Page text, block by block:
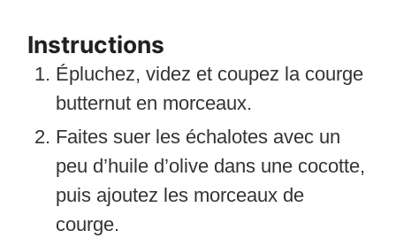
Instructions
Épluchez, videz et coupez la courge
butternut en morceaux.
Faites suer les échalotes avec un
peu d’huile d’olive dans une cocotte,
puis ajoutez les morceaux de
courge.